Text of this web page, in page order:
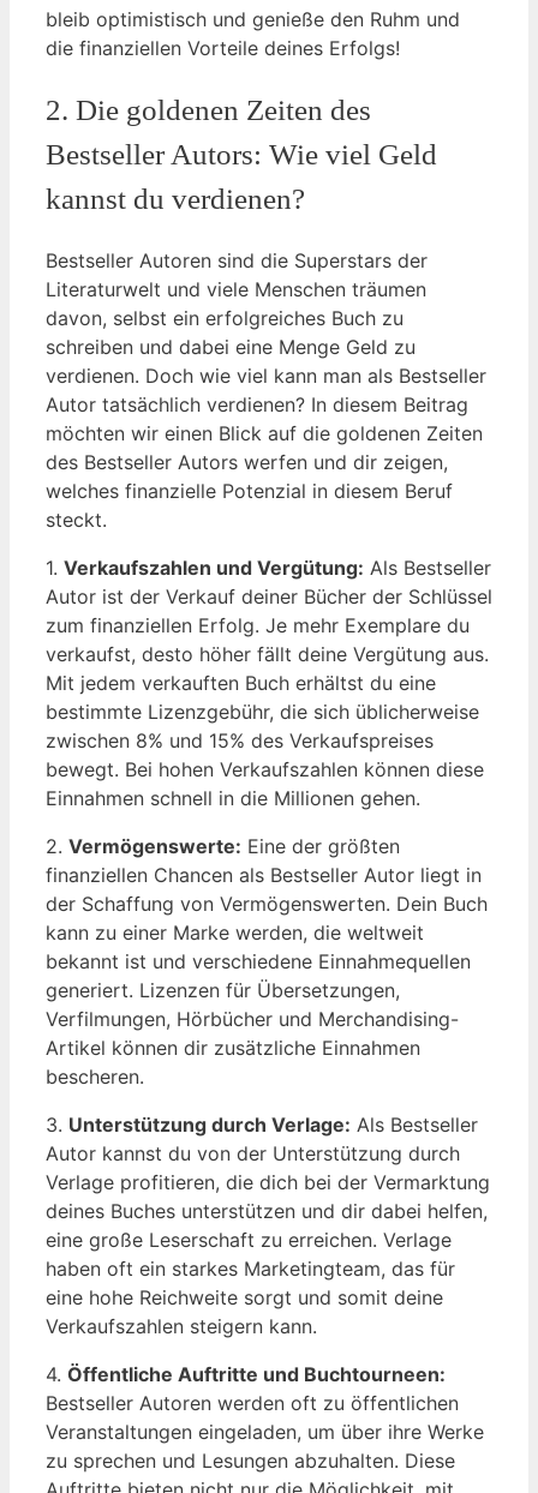
bleib optimistisch und genieße den Ruhm und
die finanziellen Vorteile deines Erfolgs!
2. Die goldenen Zeiten des
Bestseller Autors: Wie viel Geld
kannst du verdienen?
Bestseller Autoren sind die Superstars der
Literaturwelt und viele Menschen träumen
davon, selbst ein erfolgreiches Buch zu
schreiben und dabei eine Menge Geld zu
verdienen. Doch wie viel kann man als Bestseller
Autor tatsächlich verdienen? In diesem Beitrag
möchten wir einen Blick auf die goldenen Zeiten
des Bestseller Autors werfen und dir zeigen,
welches finanzielle Potenzial in diesem Beruf
steckt.
1. Verkaufszahlen und Vergütung: Als Bestseller
Autor ist der Verkauf deiner Bücher der Schlüssel
zum finanziellen Erfolg. Je mehr Exemplare du
verkaufst, desto höher fällt deine Vergütung aus.
Mit jedem verkauften Buch erhältst du eine
bestimmte Lizenzgebühr, die sich üblicherweise
zwischen 8% und 15% des Verkaufspreises
bewegt. Bei hohen Verkaufszahlen können diese
Einnahmen schnell in die Millionen gehen.
2. Vermögenswerte: Eine der größten
finanziellen Chancen als Bestseller Autor liegt in
der Schaffung von Vermögenswerten. Dein Buch
kann zu einer Marke werden, die weltweit
bekannt ist und verschiedene Einnahmequellen
generiert. Lizenzen für Übersetzungen,
Verfilmungen, Hörbücher und Merchandising-
Artikel können dir zusätzliche Einnahmen
bescheren.
3. Unterstützung durch Verlage: Als Bestseller
Autor kannst du von der Unterstützung durch
Verlage profitieren, die dich bei der Vermarktung
deines Buches unterstützen und dir dabei helfen,
eine große Leserschaft zu erreichen. Verlage
haben oft ein starkes Marketingteam, das für
eine hohe Reichweite sorgt und somit deine
Verkaufszahlen steigern kann.
4. Öffentliche Auftritte und Buchtourneen:
Bestseller Autoren werden oft zu öffentlichen
Veranstaltungen eingeladen, um über ihre Werke
zu sprechen und Lesungen abzuhalten. Diese